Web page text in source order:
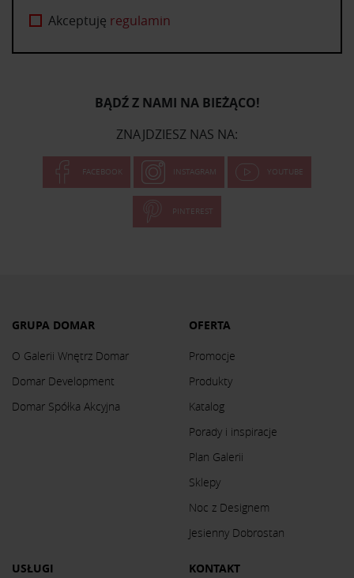
Akceptuję regulamin
BĄDŹ Z NAMI NA BIEŻĄCO!
ZNAJDZIESZ NAS NA:
FACEBOOK INSTAGRAM YOUTUBE
PINTEREST
GRUPA DOMAR
O Galerii Wnętrz Domar
Domar Development
Domar Spółka Akcyjna
OFERTA
Promocje
Produkty
Katalog
Porady i inspiracje
Plan Galerii
Sklepy
Noc z Designem
Jesienny Dobrostan
USŁUGI KONTAKT